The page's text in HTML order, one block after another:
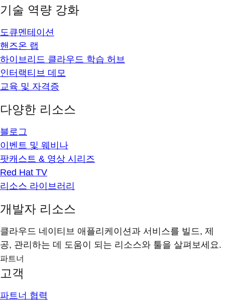
기술 역량 강화
도큐멘테이션
핸즈온 랩
하이브리드 클라우드 학습 허브
인터랙티브 데모
교육 및 자격증
다양한 리소스
블로그
이벤트 및 웨비나
팟캐스트 & 영상 시리즈
Red Hat TV
리소스 라이브러리
개발자 리소스
클라우드 네이티브 애플리케이션과 서비스를 빌드, 제
공, 관리하는 데 도움이 되는 리소스와 툴을 살펴보세요.
파트너
고객
파트너 협력